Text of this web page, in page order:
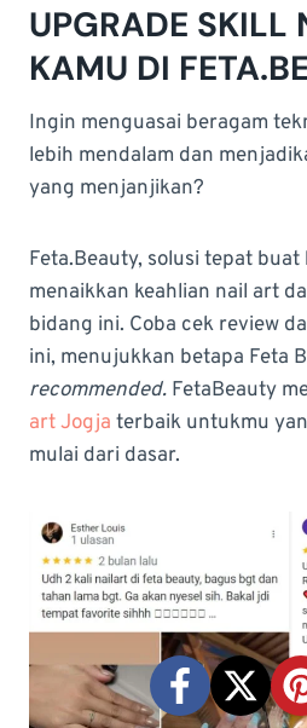
UPGRADE SKILL
KAMU DI
Ingin menguasai beragam
lebih mendalam dan
yang menjanjikan?
Feta.Beauty, solusi tepat
menaikkan keahlian nail art
bidang ini. Coba cek review
ini, menujukkan betapa Feta
recommended. FetaBeauty
art Jogja terbaik untukmu
mulai dari dasar.